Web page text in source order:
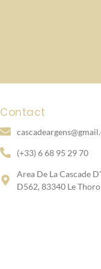
Contact
(+33) 6 68 95 29 70
Area De La Cascade
D562, 83340 Le